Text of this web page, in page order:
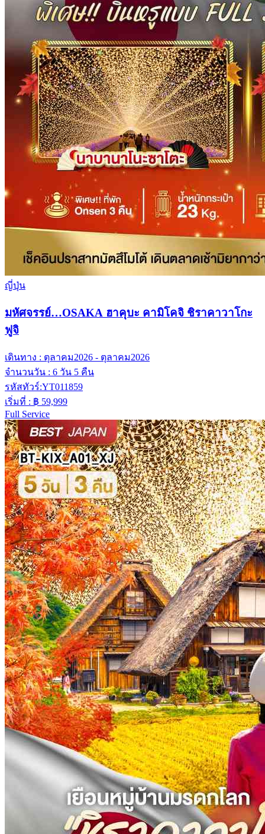
ญี่ปุ่น
มหัศจรรย์…OSAKA ฮาคุบะ คามิโคจิ ชิราคาวาโกะ
ฟูจิ
เดินทาง : ตุลาคม2026 - ตุลาคม2026
จำนวนวัน : 6 วัน 5 คืน
รหัสทัวร์:YT011859
เริ่มที่ : ฿ 59,999
Full Service